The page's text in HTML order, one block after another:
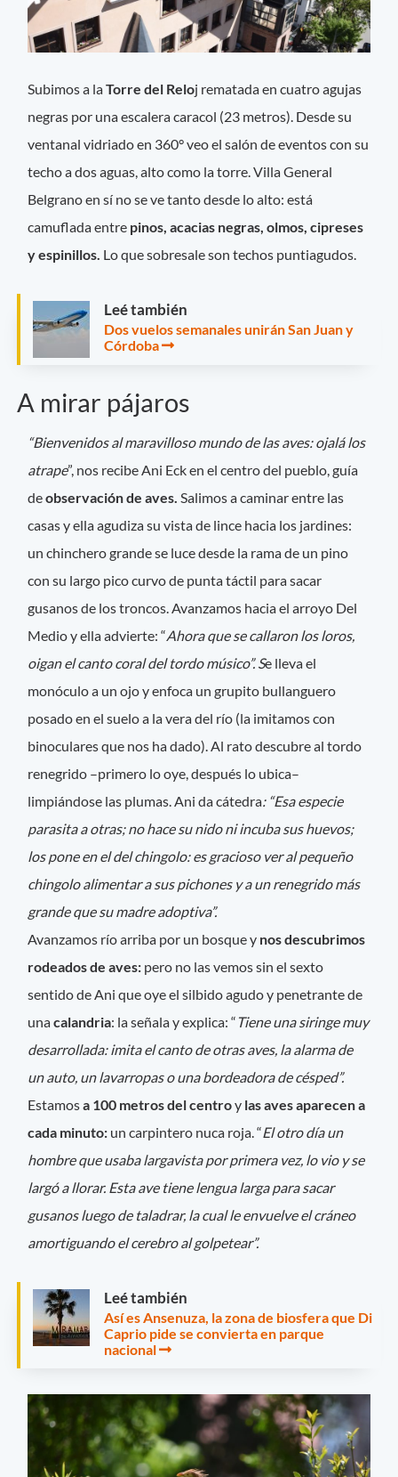
Subimos a laTorre del Reloj rematada en cuatro agujas
negras por una escalera caracol (23 metros). Desde su
ventanal vidriado en 360° veo el salón de eventos con su
techo a dos aguas, alto como la torre. Villa General
Belgrano en sí no se ve tanto desde lo alto: está
camuflada entre pinos, acacias negras, olmos, cipreses
y espinillos. Lo que sobresale son techos puntiagudos.
Leé también
Dos vuelos semanales unirán San Juan y
Córdoba
A mirar pájaros
“Bienvenidos al maravilloso mundo de las aves: ojalá los
atrape”, nos recibe Ani Eck en el centro del pueblo, guía
deobservación de aves.Salimos a caminar entre las
casas y ella agudiza su vista de lince hacia los jardines:
un chinchero grande se luce desde la rama de un pino
con su largo pico curvo de punta táctil para sacar
gusanos de los troncos. Avanzamos hacia el arroyo Del
Medio y ella advierte: “Ahora que se callaron los loros,
oigan el canto coral del tordo músico”. Se lleva el
monóculo a un ojo y enfoca un grupito bullanguero
posado en el suelo a la vera del río (la imitamos con
binoculares que nos ha dado). Al rato descubre al tordo
renegrido –primero lo oye, después lo ubica–
limpiándose las plumas. Ani da cátedra: “Esa especie
parasita a otras; no hace su nido ni incuba sus huevos;
los pone en el del chingolo: es gracioso ver al pequeño
chingolo alimentar a sus pichones y a un renegrido más
grande que su madre adoptiva”.
Avanzamos río arriba por un bosque y nos descubrimos
rodeados de aves: pero no las vemos sin el sexto
sentido de Ani que oye el silbido agudo y penetrante de
unacalandria: la señala y explica: “ Tiene una siringe muy
desarrollada: imita el canto de otras aves, la alarma de
un auto, un lavarropas o una bordeadora de césped”.
Estamosa 100 metros del centroy las aves aparecen a
cada minuto: un carpintero nuca roja. “El otro día un
hombre que usaba largavista por primera vez, lo vio y se
largó a llorar. Esta ave tiene lengua larga para sacar
gusanos luego de taladrar, la cual le envuelve el cráneo
amortiguando el cerebro al golpetear”.
Leé también
Así es Ansenuza, la zona de biosfera que Di
Caprio pide se convierta en parque
nacional